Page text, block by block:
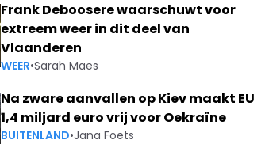
Frank Deboosere waarschuwt voor
extreem weer in dit deel van
Vlaanderen
WEER•Sarah Maes
Na zware aanvallen op Kiev maakt EU
1,4 miljard euro vrij voor Oekraïne
BUITENLAND•Jana Foets